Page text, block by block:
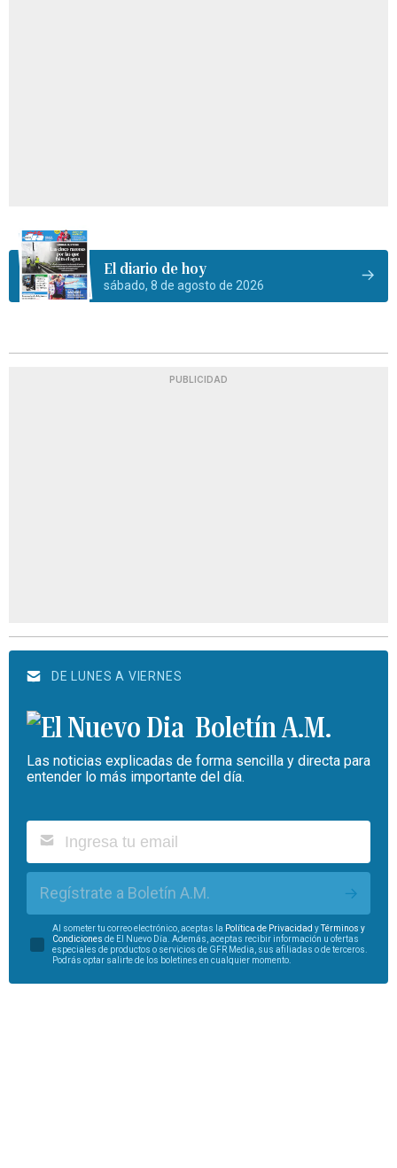
El diario de hoy
sábado, 8 de agosto de 2026
PUBLICIDAD
DE LUNES A VIERNES
Boletín A.M.
Las noticias explicadas de forma sencilla y directa para
entender lo más importante del día.
Regístrate a Boletín A.M.
Al someter tu correo electrónico, aceptas la Política de Privacidad yTérminos y
Condiciones de El Nuevo Día. Además, aceptas recibir información u ofertas
especiales de productos o servicios de GFR Media, sus afiliadas o de terceros.
Podrás optar salirte de los boletines en cualquier momento.